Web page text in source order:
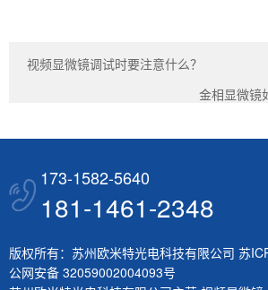
视频显微镜调试时要注意什么？
金相显微镜
173-1582-5640
181-1461-2348
版权所有：苏州欧米特光电科技有限公司 苏
公网安备 32059002004093号